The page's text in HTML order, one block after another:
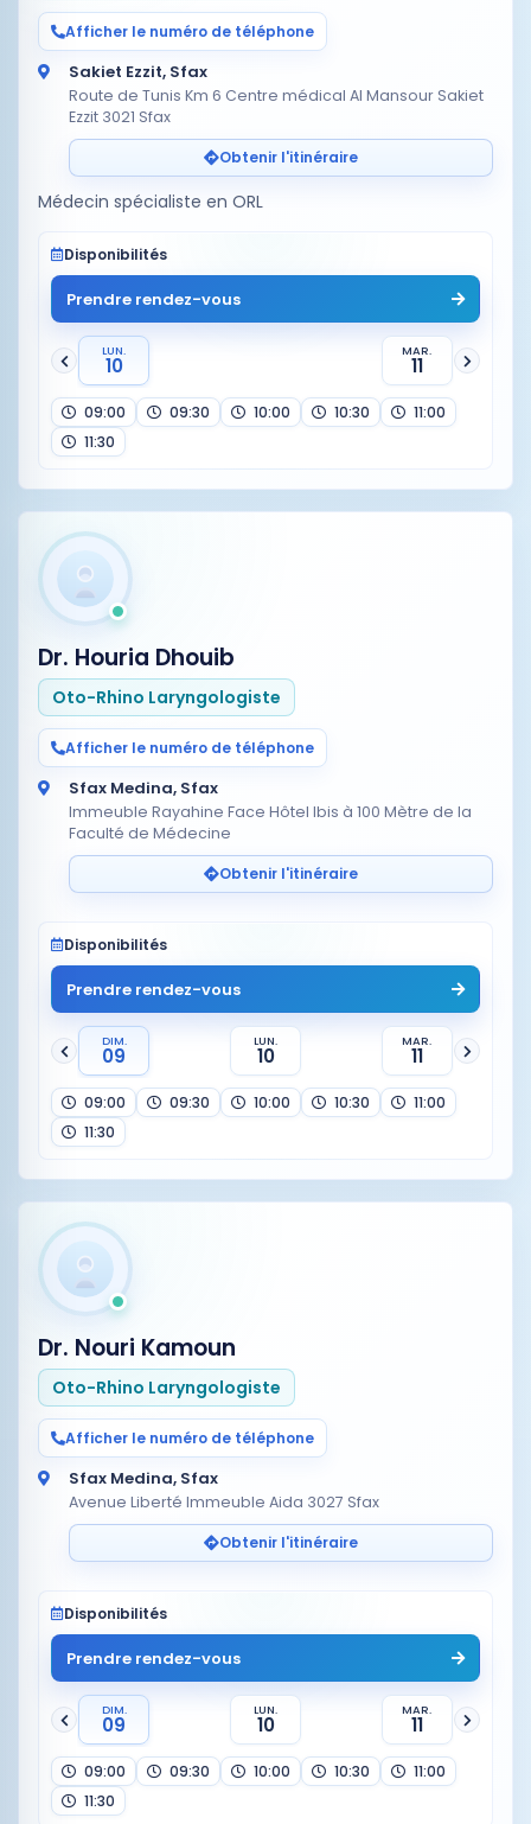
Afficher le numéro de téléphone
Sakiet Ezzit, Sfax
Route de Tunis Km 6 Centre médical Al Mansour Sakiet
Ezzit 3021 Sfax
Obtenir l'itinéraire
Médecin spécialiste en ORL
Disponibilités
Prendre rendez-vous
LUN.
10
MAR.
11
09:00 09:30 10:00 10:30
11:00
11:30
Dr. Houria Dhouib
Oto-Rhino Laryngologiste
Afficher le numéro de téléphone
Sfax Medina, Sfax
Immeuble Rayahine Face Hôtel Ibis à 100 Mètre de la
Faculté de Médecine
Obtenir l'itinéraire
Disponibilités
Prendre rendez-vous
DIM.
09
LUN.
10
MAR.
11
09:00 09:30 10:00 10:30
11:00
11:30
Dr. Nouri Kamoun
Oto-Rhino Laryngologiste
Afficher le numéro de téléphone
Sfax Medina, Sfax
Avenue Liberté Immeuble Aida 3027 Sfax
Obtenir l'itinéraire
Disponibilités
Prendre rendez-vous
DIM.
09
LUN.
10
MAR.
11
09:00 09:30 10:00 10:30
11:00
11:30